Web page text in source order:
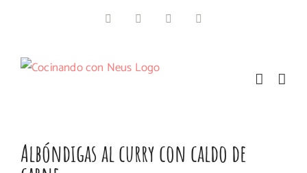
FacebookInstagramPinterest
Albóndigas al curry con caldo de